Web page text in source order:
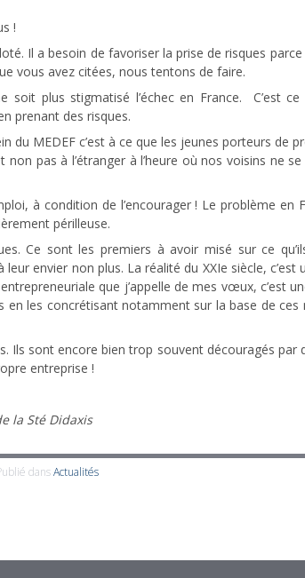
!
Il a besoin de favoriser la prise de risques
vous avez citées, nous tentons de faire.
soit plus stigmatisé l’échec en France. C’est
prenant des risques.
MEDEF c’est à ce que les jeunes porteurs de
non pas à l’étranger à l’heure où nos voisins ne
à condition de l’encourager ! Le problème en
périlleuse.
Ce sont les premiers à avoir misé sur ce
leur envier non plus. La réalité du XXIe siècle,
que j’appelle de mes vœux, c’est
les concrétisant notamment sur la base de
sont encore bien trop souvent découragés par
entreprise !
la Sté Didaxis
dansActualités